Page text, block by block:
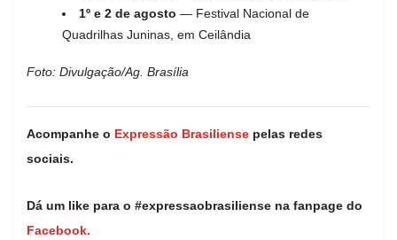
1º e 2 de agosto — Festival Nacional de
Quadrilhas Juninas, em Ceilândia
Foto: Divulgação/Ag. Brasília
Acompanhe o Expressão Brasiliense pelas redes
sociais.
Dá um like para o #expressaobrasiliense na fanpage do
Facebook.